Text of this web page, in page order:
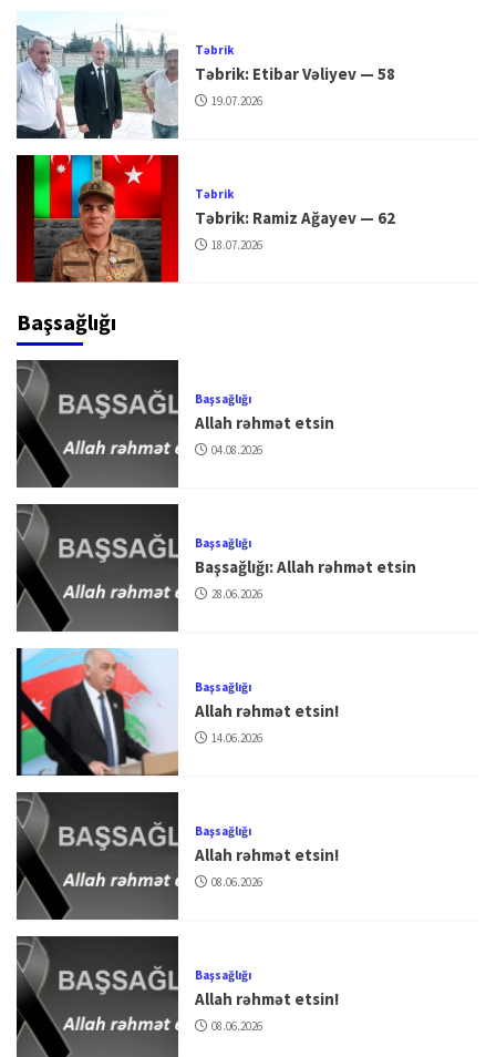
Təbrik
Təbrik: Etibar Vəliyev — 58
19.07.2026
Təbrik
Təbrik: Ramiz Ağayev — 62
18.07.2026
Başsağlığı
Başsağlığı
Allah rəhmət etsin
04.08.2026
Başsağlığı
Başsağlığı: Allah rəhmət etsin
28.06.2026
Başsağlığı
Allah rəhmət etsin!
14.06.2026
Başsağlığı
Allah rəhmət etsin!
08.06.2026
Başsağlığı
Allah rəhmət etsin!
08.06.2026